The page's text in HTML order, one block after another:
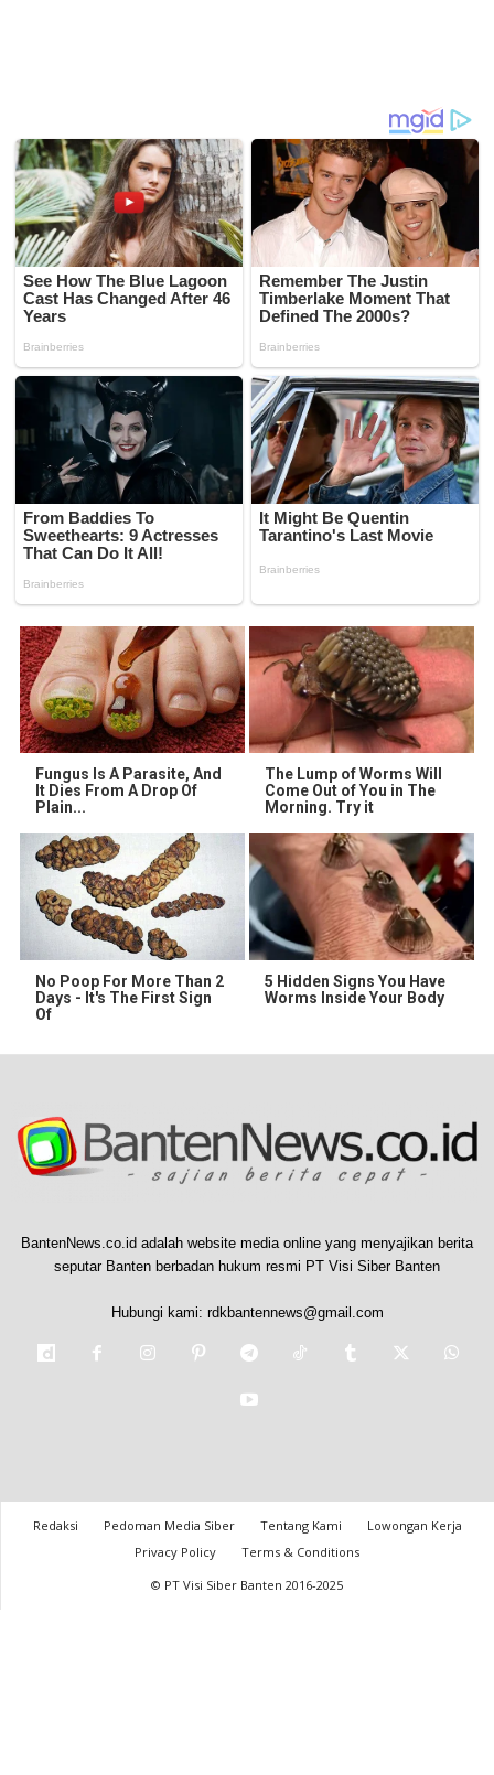
Fungus Is A Parasite, And
It Dies From A Drop Of
Plain...
The Lump of Worms Will
Come Out of You in The
Morning. Try it
No Poop For More Than 2
Days - It's The First Sign
Of
5 Hidden Signs You Have
Worms Inside Your Body
BantenNews.co.id adalah website media online yang menyajikan berita
seputar Banten berbadan hukum resmi PT Visi Siber Banten
Hubungi kami: rdkbantennews@gmail.com
Redaksi Pedoman Media Siber Tentang Kami
Lowongan Kerja
Privacy Policy
Terms & Conditions
© PT Visi Siber Banten 2016-2025